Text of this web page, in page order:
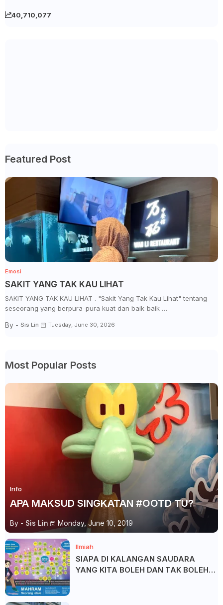
40,710,077
Featured Post
Emosi
SAKIT YANG TAK KAU LIHAT
SAKIT YANG TAK KAU LIHAT . "Sakit Yang Tak Kau Lihat" tentang
seseorang yang berpura-pura kuat dan baik-baik …
By - Sis Lin Tuesday, June 30, 2026
Most Popular Posts
Info
APA MAKSUD SINGKATAN #OOTD TU?
By - Sis Lin Monday, June 10, 2019
Ilmiah
SIAPA DI KALANGAN SAUDARA
YANG KITA BOLEH DAN TAK BOLEH